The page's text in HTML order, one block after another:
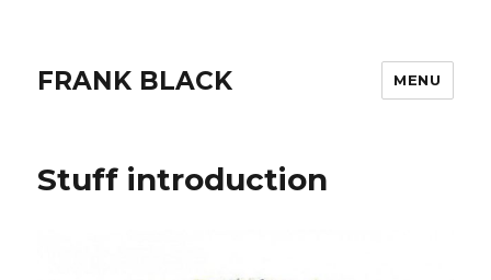
FRANK BLACK MENU
Stuff introduction